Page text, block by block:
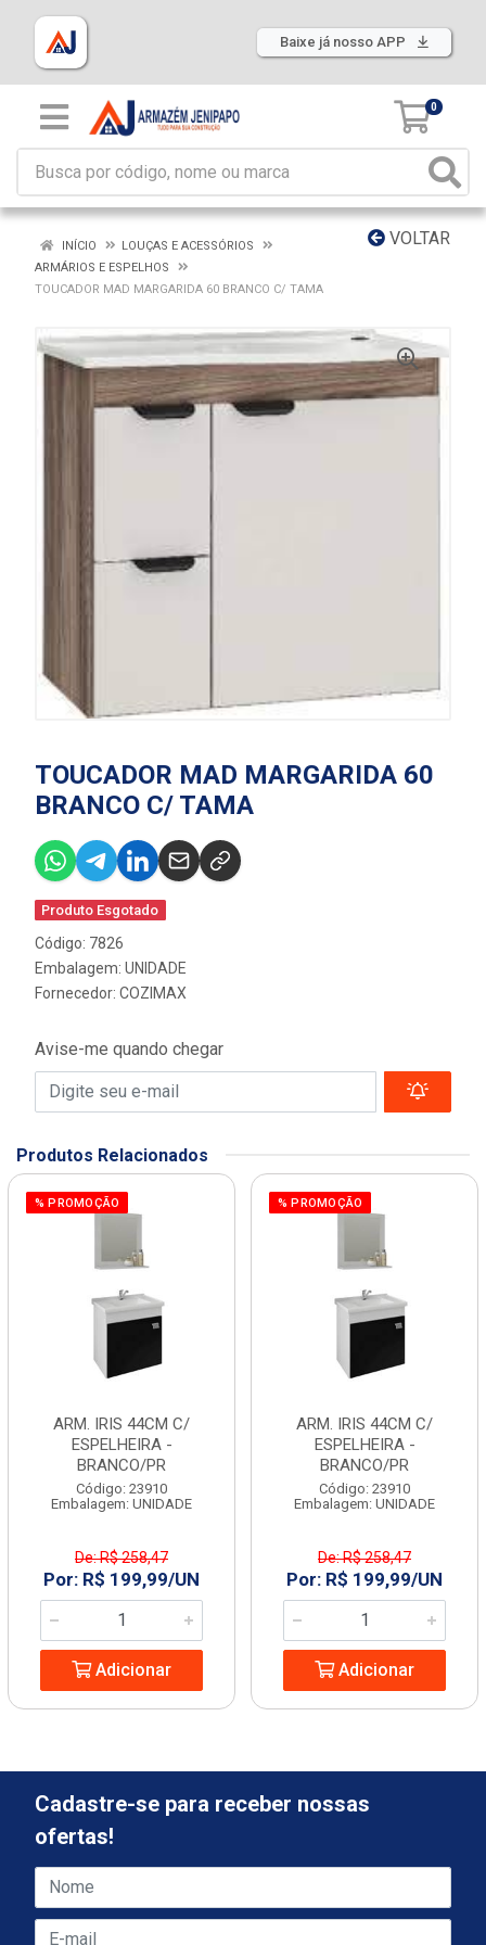
Baixe já nosso APP
0
VOLTAR
INÍCIO
LOUÇAS E ACESSÓRIOS
ARMÁRIOS E ESPELHOS
TOUCADOR MAD MARGARIDA 60 BRANCO C/ TAMA
TOUCADOR MAD MARGARIDA 60
BRANCO C/ TAMA
Produto Esgotado
Código: 7826
Embalagem: UNIDADE
Fornecedor: COZIMAX
Avise-me quando chegar
Produtos Relacionados
% PROMOÇÃO
ARM. IRIS 44CM C/
ESPELHEIRA -
BRANCO/PR
Código: 23910
Embalagem: UNIDADE
De: R$ 258,47
Por: R$ 199,99/UN
Adicionar
% PROMOÇÃO
ARM. IRIS 44CM C/
ESPELHEIRA -
BRANCO/PR
Código: 23910
Embalagem: UNIDADE
De: R$ 258,47
Por: R$ 199,99/UN
Adicionar
Cadastre-se para receber nossas
ofertas!